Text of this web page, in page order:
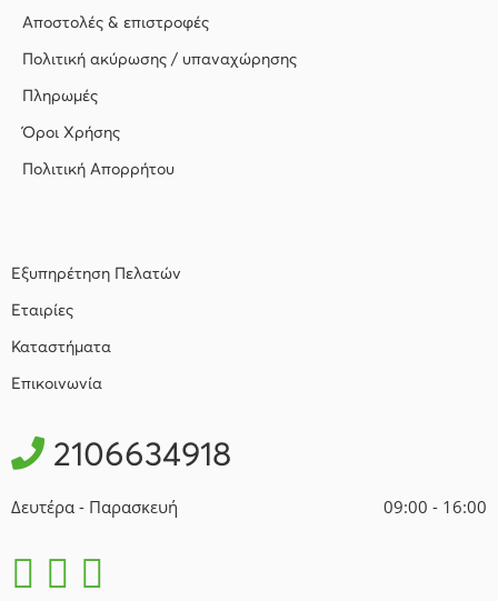
Αποστολές & επιστροφές
Πολιτική ακύρωσης / υπαναχώρησης
Πληρωμές
Όροι Χρήσης
Πολιτική Απορρήτου
Εξυπηρέτηση Πελατών
Εταιρίες
Καταστήματα
Επικοινωνία
2106634918
Δευτέρα - Παρασκευή 09:00 - 16:00